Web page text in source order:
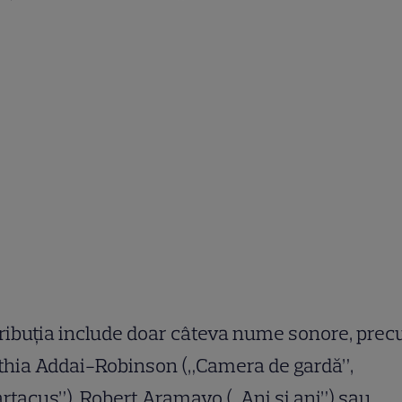
include doar câteva nume sonore,
Addai-Robinson („Camera de gardă”,